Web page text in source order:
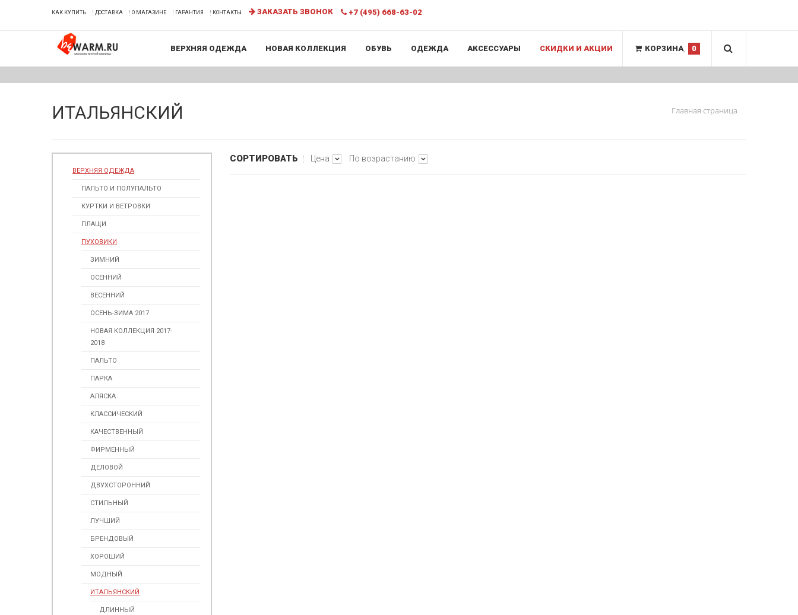
КАК КУПИТЬ ДОСТАВКА О МАГАЗИНЕ ГАРАНТИЯ КОНТАКТЫ ЗАКАЗАТЬ ЗВОНОК +7 (495) 668-63-02
КОРЗИНА 0
ВЕРХНЯЯ ОДЕЖДА НОВАЯ КОЛЛЕКЦИЯ ОБУВЬ ОДЕЖДА АКСЕССУАРЫ СКИДКИ И АКЦИИ
ИТАЛЬЯНСКИЙ Главная страница
ВЕРХНЯЯ ОДЕЖДА
ПАЛЬТО И ПОЛУПАЛЬТО
КУРТКИ И ВЕТРОВКИ
ПЛАЩИ
ПУХОВИКИ
ЗИМНИЙ
ОСЕННИЙ
ВЕСЕННИЙ
ОСЕНЬ-ЗИМА 2017
НОВАЯ КОЛЛЕКЦИЯ 2017-
2018
ПАЛЬТО
ПАРКА
АЛЯСКА
КЛАССИЧЕСКИЙ
КАЧЕСТВЕННЫЙ
ФИРМЕННЫЙ
ДЕЛОВОЙ
ДВУХСТОРОННИЙ
СТИЛЬНЫЙ
ЛУЧШИЙ
БРЕНДОВЫЙ
ХОРОШИЙ
МОДНЫЙ
ИТАЛЬЯНСКИЙ
ДЛИННЫЙ
СОРТИРОВАТЬ Цена По возрастанию